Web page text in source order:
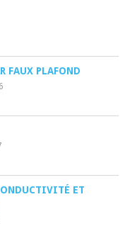
FAUX PLAFOND
ET